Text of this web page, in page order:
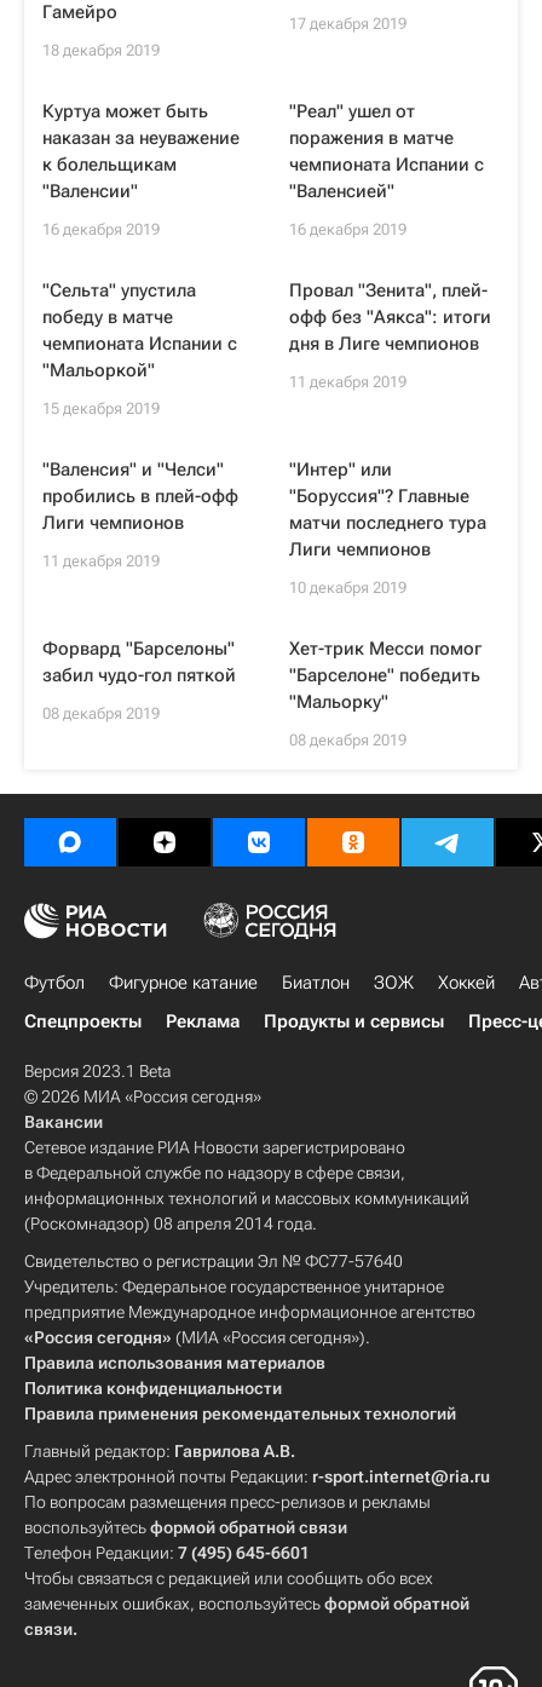
Гамейро
18 декабря 2019
17 декабря 2019
Куртуа может быть
наказан за неуважение
к болельщикам
"Валенсии"
16 декабря 2019
"Реал" ушел от
поражения в матче
чемпионата Испании с
"Валенсией"
16 декабря 2019
"Сельта" упустила
победу в матче
чемпионата Испании с
"Мальоркой"
15 декабря 2019
Провал "Зенита", плей-
офф без "Аякса": итоги
дня в Лиге чемпионов
11 декабря 2019
"Валенсия" и "Челси"
пробились в плей-офф
Лиги чемпионов
11 декабря 2019
"Интер" или
"Боруссия"? Главные
матчи последнего тура
Лиги чемпионов
10 декабря 2019
Форвард "Барселоны"
забил чудо-гол пяткой
08 декабря 2019
Хет-трик Месси помог
"Барселоне" победить
"Мальорку"
08 декабря 2019
Футбол Фигурное катание Биатлон ЗОЖ Хоккей
Спецпроекты
Реклама Продукты и сервисы Пресс-
Версия 2023.1 Beta
© 2026 МИА «Россия сегодня»
Вакансии
Сетевое издание РИА Новости зарегистрировано
в Федеральной службе по надзору в сфере связи,
информационных технологий и массовых коммуникаций
(Роскомнадзор) 08 апреля 2014 года.
Свидетельство о регистрации Эл № ФС77-57640
Учредитель: Федеральное государственное унитарное
предприятие Международное информационное агентство
«Россия сегодня» (МИА «Россия сегодня»).
Правила использования материалов
Политика конфиденциальности
Правила применения рекомендательных технологий
Главный редактор: Гаврилова А.В.
Адрес электронной почты Редакции: r-sport.internet@ria.ru
По вопросам размещения пресс-релизов и рекламы
воспользуйтесьформой обратной связи
Телефон Редакции: 7 (495) 645-6601
Чтобы связаться с редакцией или сообщить обо всех
замеченных ошибках, воспользуйтесьформой обратной
связи.